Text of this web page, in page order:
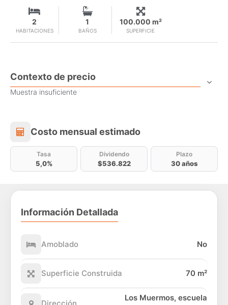
HABITACIONES
2
BAÑOS
1
SUPERFICIE
100.000 m²
Contexto de precio
Muestra insuficiente
Costo mensual estimado
Costo mensual estimado
Tasa
5,0%
Dividendo
$536.822
Plazo
30 años
Información Detallada
Amoblado No
Superficie Construida 70 m²
Los Muermos, escuela